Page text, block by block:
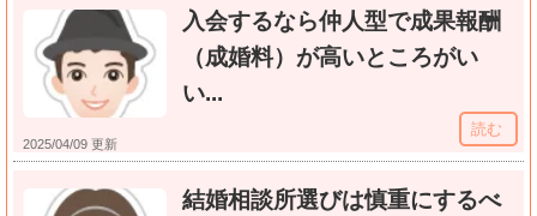
2025/04/09 更新
入会するなら仲人型で成果報酬
（成婚料）が高いところがい
い...
読む
結婚相談所選びは慎重にするべ